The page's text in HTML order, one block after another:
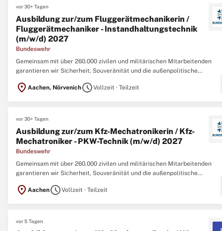
vor 30+ Tagen
Ausbildung zur/zum Fluggerätmechanikerin /
Fluggerätmechaniker - Instandhaltungstechnik
(m/w/d) 2027
Bundeswehr
Gemeinsam mit über 260.000 zivilen und militärischen Mitarbeitenden
garantieren wir Sicherheit, Souveränität und die außenpolitische
bei Naturkatastrophen und Unglücksfällen im Inland. Einsatz zeigen.
location_on Aachen, NörvenichscheduleVollzeit · Teilzeit
vor 30+ Tagen
Ausbildung zur/zum Kfz-Mechatronikerin / Kfz-
Mechatroniker - PKW-Technik (m/w/d) 2027
Bundeswehr
Gemeinsam mit über 260.000 zivilen und militärischen Mitarbeitenden
garantieren wir Sicherheit, Souveränität und die außenpolitische
bei Naturkatastrophen und Unglücksfällen im Inland. Einsatz zeigen.
location_on AachenscheduleVollzeit · Teilzeit
vor 5 Tagen